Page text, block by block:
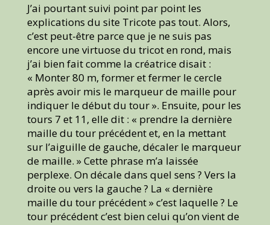
J’ai pourtant suivi point par point les
explications du site Tricote pas tout. Alors,
c’est peut-être parce que je ne suis pas
encore une virtuose du tricot en rond, mais
j’ai bien fait comme la créatrice disait :
« Monter 80 m, former et fermer le cercle
après avoir mis le marqueur de maille pour
indiquer le début du tour ». Ensuite, pour les
tours 7 et 11, elle dit : « prendre la dernière
maille du tour précédent et, en la mettant
sur l’aiguille de gauche, décaler le marqueur
de maille. » Cette phrase m’a laissée
perplexe. On décale dans quel sens ? Vers la
droite ou vers la gauche ? La « dernière
maille du tour précédent » c’est laquelle ? Le
tour précédent c’est bien celui qu’on vient de